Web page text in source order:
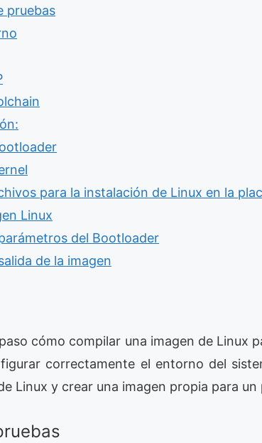
pruebas
para la instalación de Linux en la
Linux
del Bootloader
de la imagen
cómo compilar una imagen de Linux
correctamente el entorno del
Linux y crear una imagen propia para un